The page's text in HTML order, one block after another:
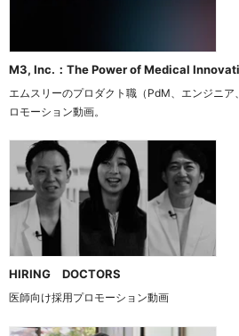
M3, Inc.：The Power of Medical
エムスリーのプロダクト職（PdM、エンジニ
ロモーション動画。
HIRING DOCTORS
医師向け採用プロモーション動画